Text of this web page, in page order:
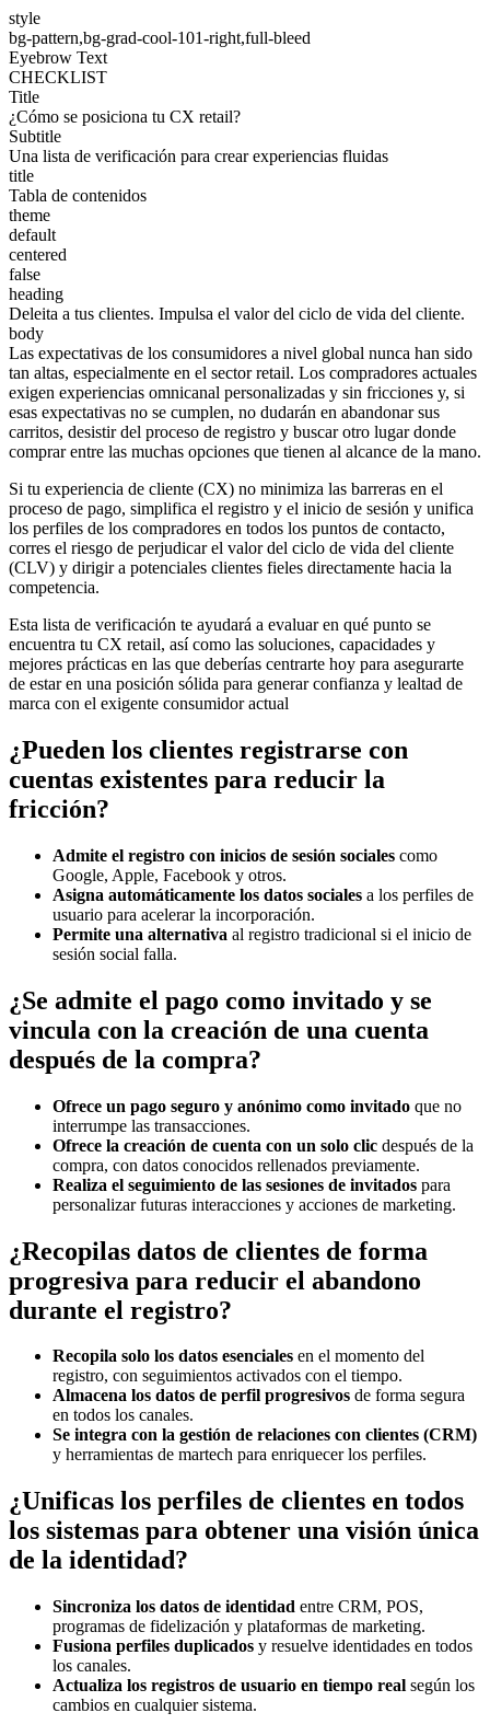
style
bg-pattern,bg-grad-cool-101-right,full-bleed
Eyebrow Text
CHECKLIST
Title
¿Cómo se posiciona tu CX retail?
Subtitle
Una lista de verificación para crear experiencias fluidas
title
Tabla de contenidos
theme
default
centered
false
heading
Deleita a tus clientes. Impulsa el valor del ciclo de vida del cliente.
body
Las expectativas de los consumidores a nivel global nunca han sido
tan altas, especialmente en el sector retail. Los compradores actuales
exigen experiencias omnicanal personalizadas y sin fricciones y, si
esas expectativas no se cumplen, no dudarán en abandonar sus
carritos, desistir del proceso de registro y buscar otro lugar donde
comprar entre las muchas opciones que tienen al alcance de la mano.
Si tu experiencia de cliente (CX) no minimiza las barreras en el
proceso de pago, simplifica el registro y el inicio de sesión y unifica
los perfiles de los compradores en todos los puntos de contacto,
corres el riesgo de perjudicar el valor del ciclo de vida del cliente
(CLV) y dirigir a potenciales clientes fieles directamente hacia la
competencia.
Esta lista de verificación te ayudará a evaluar en qué punto se
encuentra tu CX retail, así como las soluciones, capacidades y
mejores prácticas en las que deberías centrarte hoy para asegurarte
de estar en una posición sólida para generar confianza y lealtad de
marca con el exigente consumidor actual
¿Pueden los clientes registrarse con
cuentas existentes para reducir la
fricción?
Admite el registro con inicios de sesión sociales como
Google, Apple, Facebook y otros.
Asigna automáticamente los datos sociales a los perfiles de
usuario para acelerar la incorporación.
Permite una alternativa al registro tradicional si el inicio de
sesión social falla.
¿Se admite el pago como invitado y se
vincula con la creación de una cuenta
después de la compra?
Ofrece un pago seguro y anónimo como invitado que no
interrumpe las transacciones.
Ofrece la creación de cuenta con un solo clic después de la
compra, con datos conocidos rellenados previamente.
Realiza el seguimiento de las sesiones de invitados para
personalizar futuras interacciones y acciones de marketing.
¿Recopilas datos de clientes de forma
progresiva para reducir el abandono
durante el registro?
Recopila solo los datos esenciales en el momento del
registro, con seguimientos activados con el tiempo.
Almacena los datos de perfil progresivos de forma segura
en todos los canales.
Se integra con la gestión de relaciones con clientes (CRM)
y herramientas de martech para enriquecer los perfiles.
¿Unificas los perfiles de clientes en todos
los sistemas para obtener una visión única
de la identidad?
Sincroniza los datos de identidad entre CRM, POS,
programas de fidelización y plataformas de marketing.
Fusiona perfiles duplicados y resuelve identidades en todos
los canales.
Actualiza los registros de usuario en tiempo real según los
cambios en cualquier sistema.